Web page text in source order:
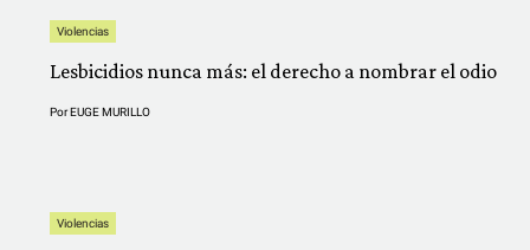
Violencias
Lesbicidios nunca más: el derecho a nombrar el odio
PorEUGE MURILLO
Violencias